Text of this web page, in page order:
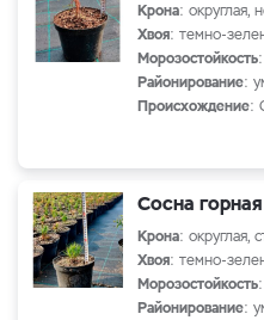
Крона: округлая,
Хвоя: темно-
Морозостойкость
Районирование:
Происхождение:
Сосна горная
Крона: округлая,
Хвоя: темно-
Морозостойкость
Районирование: